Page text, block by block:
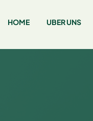
HOME UBER UNS